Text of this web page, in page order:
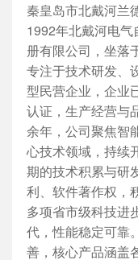
秦皇岛市北戴河兰
1992年北戴河电
册有限公司，坐落
专注于技术研发、
型民营企业，企业
认证，生产经营与
余年，公司聚焦智
心技术领域，持续
期的技术积累与研
利、软件著作权，
多项省市级科技进
代，性能稳定可靠
善，核心产品涵盖